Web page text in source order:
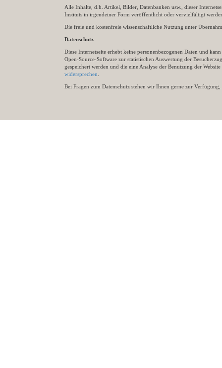
Alle Inhalte, d.h. Artikel, Bilder, Datenbanken usw., dieser
Instituts in irgendeiner Form veröffentlicht oder vervielfältigt
Die freie und kostenfreie wissenschaftliche Nutzung unter
Datenschutz
Diese Internetseite erhebt keine personenbezogenen Daten und
Open-Source-Software zur statistischen Auswertung der
gespeichert werden und die eine Analyse der Benutzung der
widersprechen
Bei Fragen zum Datenschutz stehen wir Ihnen gerne zur